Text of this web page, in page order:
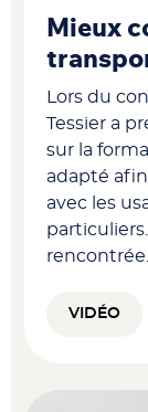
Mieux
Lors du
Tessier a
sur la
adapté
avec les
rencontrée.
VIDÉO